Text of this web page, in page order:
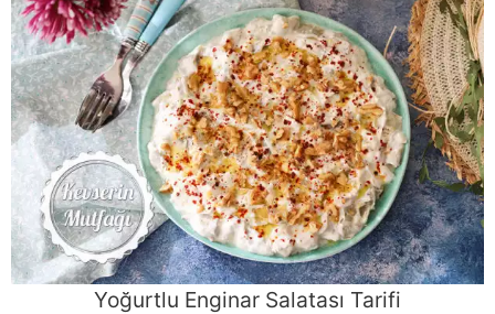
Yoğurtlu Enginar Salatası Tarifi